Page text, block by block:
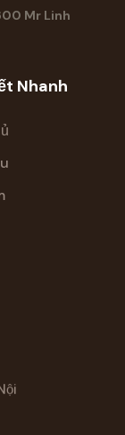
Mr Linh
Nhanh